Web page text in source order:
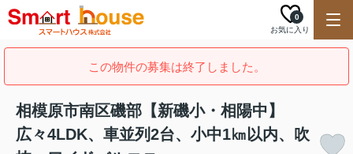
お気に入り
0
この物件の募集は終了しました。
相模原市南区磯部【新磯小・相陽中】
広々4LDK、車並列2台、小中1㎞以内、吹